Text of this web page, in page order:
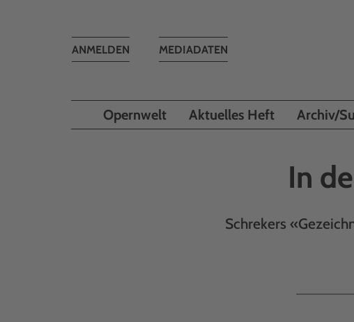
MEDIADATEN
Toggle
ANMELDEN
Opernwelt Aktuelles Heft Archiv/
In
Schrekers